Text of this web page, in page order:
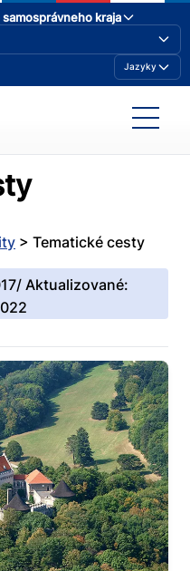
kraja
Jazyky
> Tematické cesty
Aktualizované: